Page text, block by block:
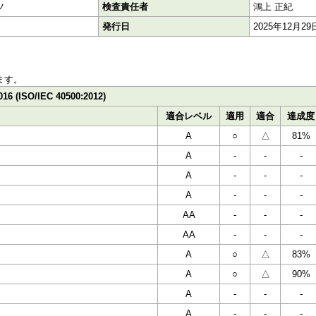
検査責任者
鴻上 正紀
発行日
2025年12月29
。
(ISO/IEC 40500:2012)
適合レベル
適用 適合
達成度
A
○ △
81%
A
- -
-
A
- -
-
A
- -
-
AA
- -
-
AA
- -
-
A
○ △
83%
A
○ △
90%
A
- -
-
A
- - -